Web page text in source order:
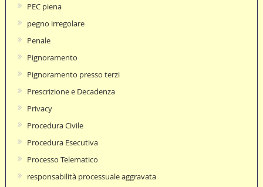
PEC piena
pegno irregolare
Penale
Pignoramento
Pignoramento presso terzi
Prescrizione e Decadenza
Privacy
Procedura Civile
Procedura Esecutiva
Processo Telematico
responsabilità processuale aggravata